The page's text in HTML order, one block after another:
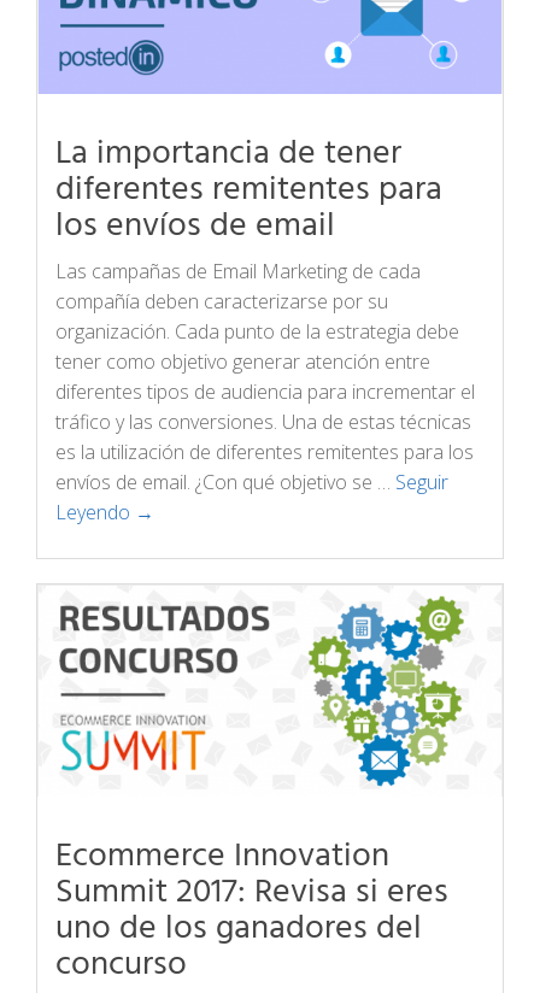
La importancia de tener
diferentes remitentes para
los envíos de email
Las campañas de Email Marketing de cada
compañía deben caracterizarse por su
organización. Cada punto de la estrategia debe
tener como objetivo generar atención entre
diferentes tipos de audiencia para incrementar el
tráfico y las conversiones. Una de estas técnicas
es la utilización de diferentes remitentes para los
envíos de email. ¿Con qué objetivo se … Seguir
Leyendo →
Ecommerce Innovation
Summit 2017: Revisa si eres
uno de los ganadores del
concurso